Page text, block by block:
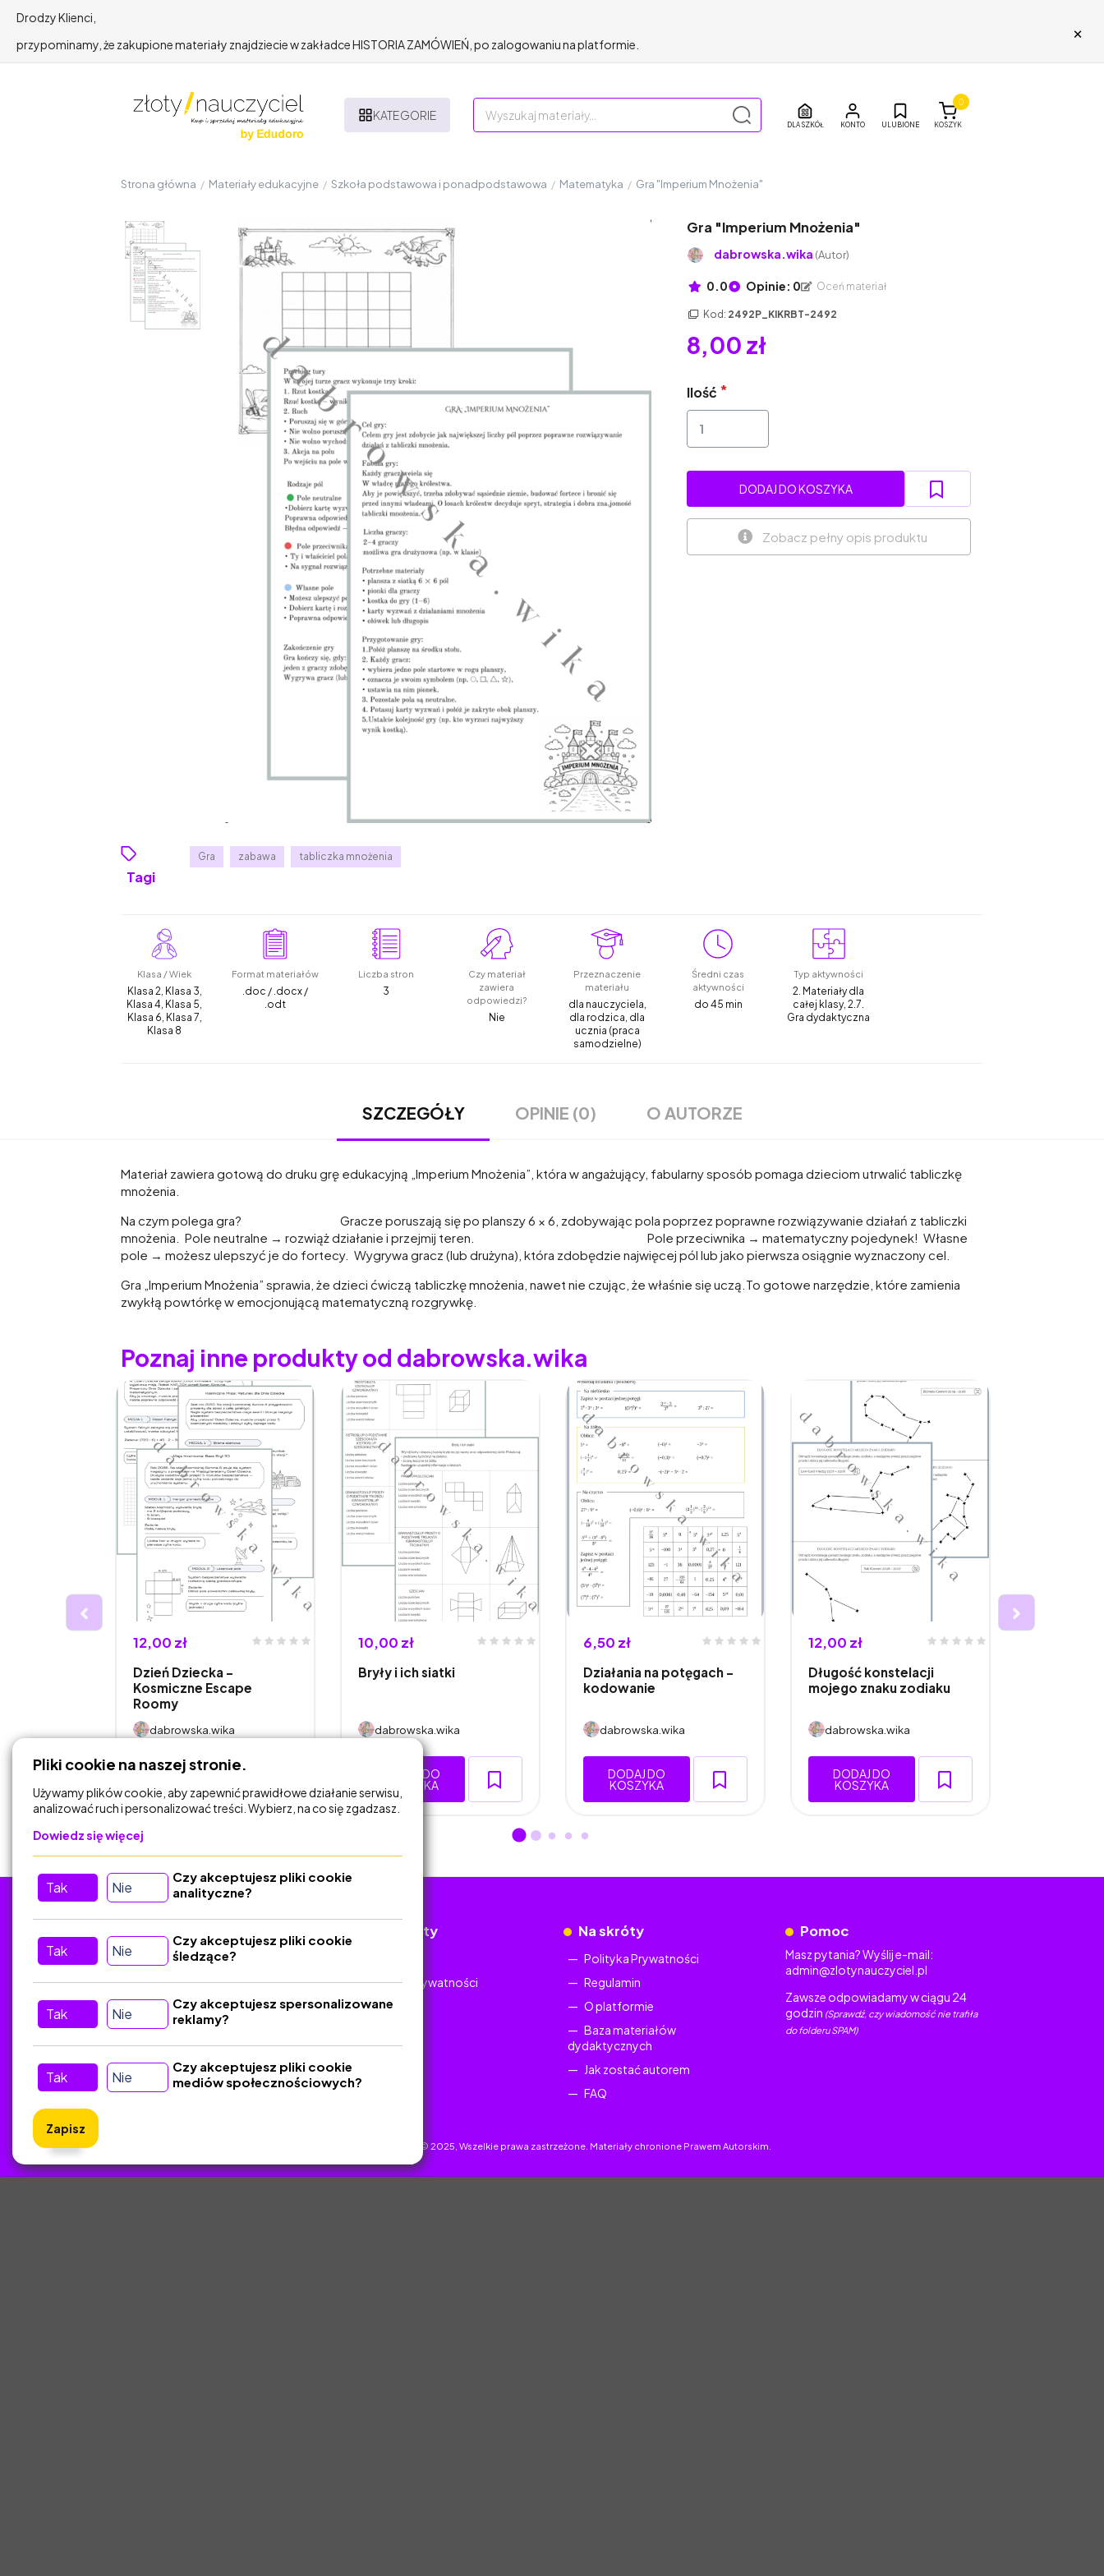
Drodzy Klienci,
przypominamy, że zakupione materiały znajdziecie w zakładce HISTORIA ZAMÓWIEŃ, po zalogowaniu na platformie.
×
KATEGORIE
DLA SZKÓŁ ULUBIONE KOSZYK
0
Strona główna / Materiały edukacyjne / Szkoła podstawowa i ponadpodstawowa / Matematyka / Gra "Imperium Mnożenia"
Tagi
Gra zabawa tabliczka mnożenia
Gra "Imperium Mnożenia"
dabrowska.wika (Autor)
0.0 Opinie: 0 Oceń materiał
Kod: 2492P_KIKRBT-2492
8,00 zł
Ilość
DODAJ DO KOSZYKA
Zobacz pełny opis produktu
Klasa / Wiek
Klasa 2, Klasa 3,
Klasa 4, Klasa 5,
Klasa 6, Klasa 7,
Klasa 8
Format materiałów
.doc / .docx /
.odt
Liczba stron
3
Czy materiał
zawiera
odpowiedzi?
Nie
Przeznaczenie
materiału
dla nauczyciela,
dla rodzica, dla
ucznia (praca
samodzielne)
Średni czas
aktywności
do 45 min
Typ aktywności
2. Materiały dla
całej klasy, 2.7.
Gra dydaktyczna
SZCZEGÓŁY OPINIE (0) O AUTORZE
Materiał zawiera gotową do druku grę edukacyjną „Imperium Mnożenia”, która w angażujący, fabularny sposób pomaga dzieciom utrwalić tabliczkę
mnożenia.
Na czym polega gra? Gracze poruszają się po planszy 6 × 6, zdobywając pola poprzez poprawne rozwiązywanie działań z tabliczki
mnożenia. Pole neutralne → rozwiąż działanie i przejmij teren. Pole przeciwnika → matematyczny pojedynek! Własne
pole → możesz ulepszyć je do fortecy. Wygrywa gracz (lub drużyna), która zdobędzie najwięcej pól lub jako pierwsza osiągnie wyznaczony cel.
Gra „Imperium Mnożenia” sprawia, że dzieci ćwiczą tabliczkę mnożenia, nawet nie czując, że właśnie się uczą.To gotowe narzędzie, które zamienia
zwykłą powtórkę w emocjonującą matematyczną rozgrywkę.
Poznaj inne produkty od dabrowska.wika
12,00 zł
Dzień Dziecka -
Kosmiczne Escape
Roomy
dabrowska.wika
DODAJ DO
KOSZYKA
10,00 zł
Bryły i ich siatki
dabrowska.wika
DODAJ DO
KOSZYKA
6,50 zł
Działania na potęgach -
kodowanie
dabrowska.wika
DODAJ DO
KOSZYKA
12,00 zł
Długość konstelacji
mojego znaku zodiaku
dabrowska.wika
DODAJ DO
KOSZYKA
Kontakt
Dokumenty
Polityka Prywatności
Na skróty
Polityka Prywatności
Regulamin
O platformie
Baza materiałów
dydaktycznych
Jak zostać autorem
FAQ
Pomoc
Masz pytania? Wyślij e-mail:
admin@zlotynauczyciel.pl
Zawsze odpowiadamy w ciągu 24
godzin (Sprawdź, czy wiadomość nie trafiła
do folderu SPAM)
ZlotyNauczyciel.pl © 2025, Wszelkie prawa zastrzeżone. Materiały chronione Prawem Autorskim.
Pliki cookie na naszej stronie.
Używamy plików cookie, aby zapewnić prawidłowe działanie serwisu,
analizować ruch i personalizować treści. Wybierz, na co się zgadzasz.
Dowiedz się więcej
Tak Nie
Czy akceptujesz pliki cookie
analityczne?
Tak Nie
Czy akceptujesz pliki cookie
śledzące?
Tak Nie
Czy akceptujesz spersonalizowane
reklamy?
Tak Nie
Czy akceptujesz pliki cookie
mediów społecznościowych?
Zapisz